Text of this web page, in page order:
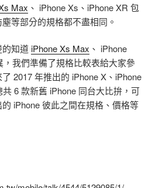
Max 、 iPhone Xs、iPhone XR 包
等部分的規格都不盡相同。
知道iPhone Xs Max 、 iPhone
我們準備了規格比較表給大家參
2017 年推出的 iPhone X、iPhone
6 款新舊 iPhone 同台大比拚，可
iPhone 彼此之間在規格、價格等